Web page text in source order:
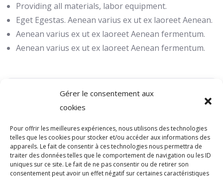
Gérer le consentement aux
cookies
Pour offrir les meilleures expériences, nous utilisons des technologies
telles que les cookies pour stocker et/ou accéder aux informations des
appareils. Le fait de consentir à ces technologies nous permettra de
traiter des données telles que le comportement de navigation ou les ID
uniques sur ce site. Le fait de ne pas consentir ou de retirer son
consentement peut avoir un effet négatif sur certaines caractéristiques
Providing all materials, labor equipment.
Eget Egestas. Aenean varius ex ut ex laoreet Aenean.
Aenean varius ex ut ex laoreet Aenean fermentum.
Aenean varius ex ut ex laoreet Aenean fermentum.
CATEGORY
Aucune catégorie